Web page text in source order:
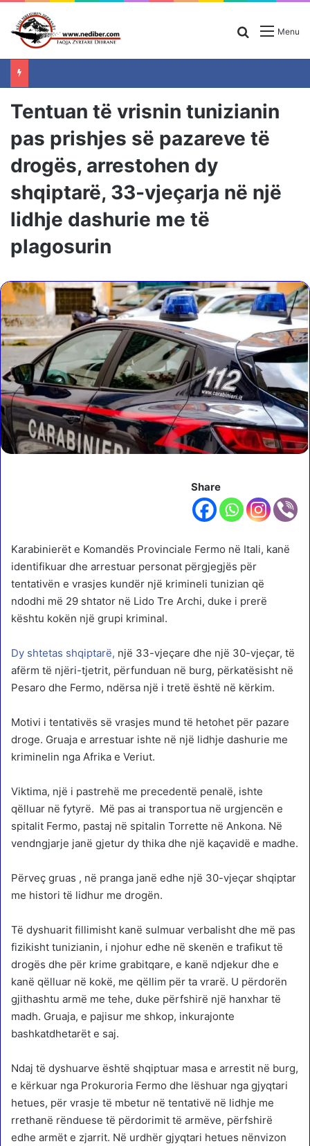
Menu
Search for
Tentuan të vrisnin tunizianin
pas prishjes së pazareve të
drogës, arrestohen dy
shqiptarë, 33-vjeçarja në një
lidhje dashurie me të
plagosurin
Share
Karabinierët e Komandës Provinciale Fermo në Itali, kanë
identifikuar dhe arrestuar personat përgjegjës për
tentativën e vrasjes kundër një krimineli tunizian që
ndodhi më 29 shtator në Lido Tre Archi, duke i prerë
kështu kokën një grupi kriminal.
Dy shtetas shqiptarë, një 33-vjeçare dhe një 30-vjeçar, të
afërm të njëri-tjetrit, përfunduan në burg, përkatësisht në
Pesaro dhe Fermo, ndërsa një i tretë është në kërkim.
Motivi i tentativës së vrasjes mund të hetohet për pazare
droge. Gruaja e arrestuar ishte në një lidhje dashurie me
kriminelin nga Afrika e Veriut.
Viktima, një i pastrehë me precedentë penalë, ishte
qëlluar në fytyrë. Më pas ai transportua në urgjencën e
spitalit Fermo, pastaj në spitalin Torrette në Ankona. Në
vendngjarje janë gjetur dy thika dhe një kaçavidë e madhe.
Përveç gruas , në pranga janë edhe një 30-vjeçar shqiptar
me histori të lidhur me drogën.
Të dyshuarit fillimisht kanë sulmuar verbalisht dhe më pas
fizikisht tunizianin, i njohur edhe në skenën e trafikut të
drogës dhe për krime grabitqare, e kanë ndjekur dhe e
kanë qëlluar në kokë, me qëllim për ta vrarë. U përdorën
gjithashtu armë me tehe, duke përfshirë një hanxhar të
madh. Gruaja, e pajisur me shkop, inkurajonte
bashkatdhetarët e saj.
Ndaj të dyshuarve është shqiptuar masa e arrestit në burg,
e kërkuar nga Prokuroria Fermo dhe lëshuar nga gjyqtari
hetues, për vrasje të mbetur në tentativë në lidhje me
rrethanë rënduese të përdorimit të armëve, përfshirë
edhe armët e zjarrit. Në urdhër gjyqtari hetues nënvizon